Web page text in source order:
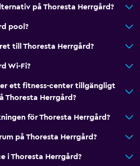
på Thoresta Herrgård?
pool?
till Thoresta Herrgård?
Wi-Fi?
ett fitness-center tillgängligt
Thoresta Herrgård?
för Thoresta Herrgård?
på Thoresta Herrgård?
i Thoresta Herrgård?